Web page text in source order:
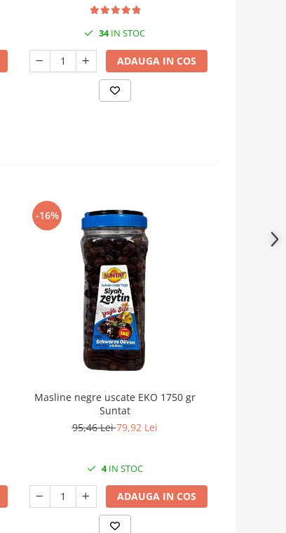
34IN STOC
ADAUGA IN COS
-16%
Masline negre uscate EKO 1750 gr
Suntat
95,46 Lei79,92 Lei
4IN STOC
ADAUGA IN COS